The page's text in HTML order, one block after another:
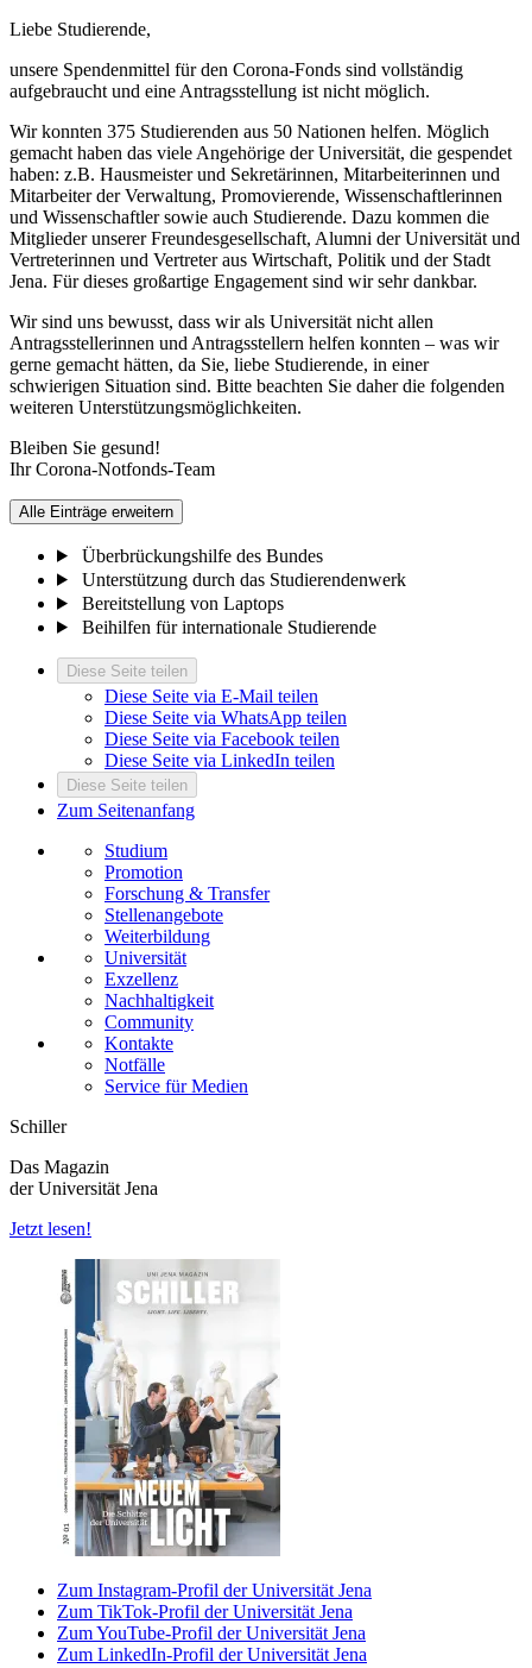
Liebe Studierende,
unsere Spendenmittel für den Corona-Fonds sind vollständig
aufgebraucht und eine Antragsstellung ist nicht möglich.
Wir konnten 375 Studierenden aus 50 Nationen helfen. Möglich
gemacht haben das viele Angehörige der Universität, die gespendet
haben: z.B. Hausmeister und Sekretärinnen, Mitarbeiterinnen und
Mitarbeiter der Verwaltung, Promovierende, Wissenschaftlerinnen
und Wissenschaftler sowie auch Studierende. Dazu kommen die
Mitglieder unserer Freundesgesellschaft, Alumni der Universität und
Vertreterinnen und Vertreter aus Wirtschaft, Politik und der Stadt
Jena. Für dieses großartige Engagement sind wir sehr dankbar.
Wir sind uns bewusst, dass wir als Universität nicht allen
Antragsstellerinnen und Antragsstellern helfen konnten – was wir
gerne gemacht hätten, da Sie, liebe Studierende, in einer
schwierigen Situation sind. Bitte beachten Sie daher die folgenden
weiteren Unterstützungsmöglichkeiten.
Bleiben Sie gesund!
Ihr Corona-Notfonds-Team
Alle Einträge erweitern
Überbrückungshilfe des Bundes
Unterstützung durch das Studierendenwerk
Bereitstellung von Laptops
Beihilfen für internationale Studierende
Diese Seite teilen
Diese Seite via E-Mail teilen
Diese Seite via WhatsApp teilen
Diese Seite via Facebook teilen
Diese Seite via LinkedIn teilen
Diese Seite teilen
Zum Seitenanfang
Studium
Promotion
Forschung & Transfer
Stellenangebote
Weiterbildung
Universität
Exzellenz
Nachhaltigkeit
Community
Kontakte
Notfälle
Service für Medien
Schiller
Das Magazin
der Universität Jena
Jetzt lesen!
Zum Instagram-Profil der Universität Jena
Zum TikTok-Profil der Universität Jena
Zum YouTube-Profil der Universität Jena
Zum LinkedIn-Profil der Universität Jena